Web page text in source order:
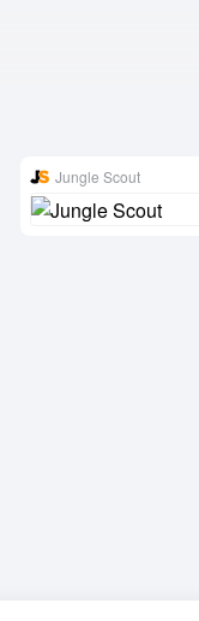
Jungle Scout